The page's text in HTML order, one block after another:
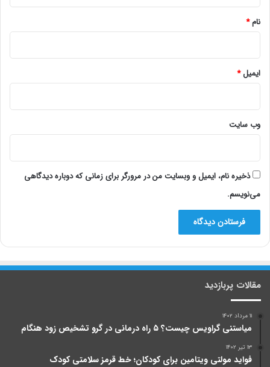
نام*
ایمیل*
وب‌ سایت
ذخیره نام، ایمیل و وبسایت من در مرورگر برای زمانی که دوباره دیدگاهی
می‌نویسم.
مقالات پربازدید
۱۱ مرداد ۱۴۰۲
میاستنی گراویس چیست؟ ۵ راه درمانی در گرو تشخیص زود هنگام
۱۳ تیر ۱۴۰۲
فواید مولتی ویتامین برای کودکان؛ خط قرمز سلامتی کودک